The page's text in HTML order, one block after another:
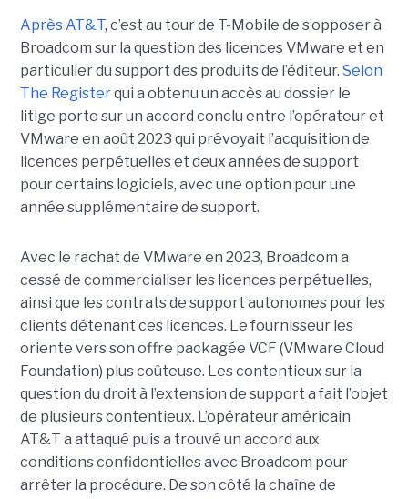
Après AT&T, c’est au tour de T-Mobile de s’opposer à
Broadcom sur la question des licences VMware et en
particulier du support des produits de l’éditeur. Selon
The Registerqui a obtenu un accès au dossier le
litige porte sur un accord conclu entre l’opérateur et
VMware en août 2023 qui prévoyait l’acquisition de
licences perpétuelles et deux années de support
pour certains logiciels, avec une option pour une
année supplémentaire de support.
Avec le rachat de VMware en 2023, Broadcom a
cessé de commercialiser les licences perpétuelles,
ainsi que les contrats de support autonomes pour les
clients détenant ces licences. Le fournisseur les
oriente vers son offre packagée VCF (VMware Cloud
Foundation) plus coûteuse. Les contentieux sur la
question du droit à l’extension de support a fait l’objet
de plusieurs contentieux. L’opérateur américain
AT&T a attaqué puis a trouvé un accord aux
conditions confidentielles avec Broadcom pour
arrêter la procédure. De son côté la chaîne de